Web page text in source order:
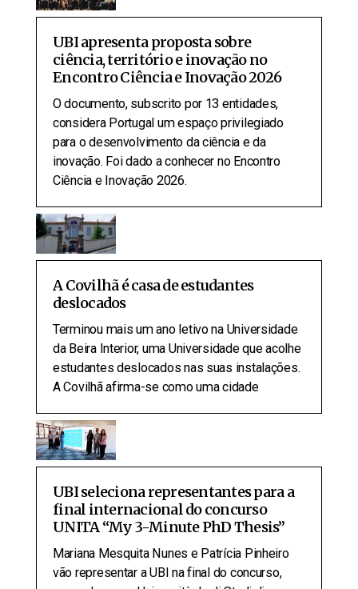
UBI apresenta proposta sobre
ciência, território e inovação no
Encontro Ciência e Inovação 2026
O documento, subscrito por 13 entidades,
considera Portugal um espaço privilegiado
para o desenvolvimento da ciência e da
inovação. Foi dado a conhecer no Encontro
Ciência e Inovação 2026.
A Covilhã é casa de estudantes
deslocados
Terminou mais um ano letivo na Universidade
da Beira Interior, uma Universidade que acolhe
estudantes deslocados nas suas instalações.
A Covilhã afirma-se como uma cidade
UBI seleciona representantes para a
final internacional do concurso
UNITA “My 3-Minute PhD Thesis”
Mariana Mesquita Nunes e Patrícia Pinheiro
vão representar a UBI na final do concurso,